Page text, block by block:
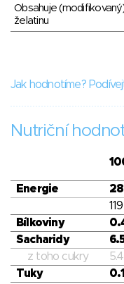
Obsahuje
želatinu
Jak hodnotíme?
Nutriční
Energie 28
Bílkoviny
Sacharidy
z toho cukry
Tuky